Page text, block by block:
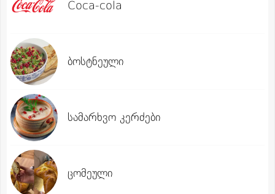
Coca-cola
ბოსტნეული
სამარხვო კერძები
ცომეული